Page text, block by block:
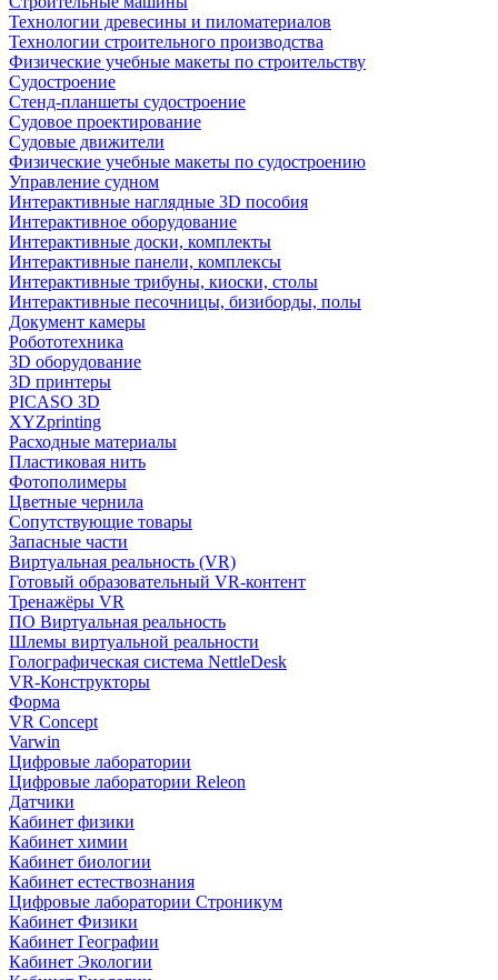
Технологии древесины и пиломатериалов
Технологии строительного производства
Физические учебные макеты по строительству
Судостроение
Стенд-планшеты судостроение
Судовое проектирование
Судовые движители
Физические учебные макеты по судостроению
Управление судном
Интерактивные наглядные 3D пособия
Интерактивное оборудование
Интерактивные доски, комплекты
Интерактивные панели, комплексы
Интерактивные трибуны, киоски, столы
Интерактивные песочницы, бизиборды, полы
Документ камеры
Робототехника
3D оборудование
3D принтеры
PICASO 3D
XYZprinting
Расходные материалы
Пластиковая нить
Фотополимеры
Цветные чернила
Сопутствующие товары
Запасные части
Виртуальная реальность (VR)
Готовый образовательный VR-контент
Тренажёры VR
ПО Виртуальная реальность
Шлемы виртуальной реальности
Голографическая система NettleDesk
VR-Конструкторы
Форма
VR Concept
Varwin
Цифровые лаборатории
Цифровые лаборатории Releon
Датчики
Кабинет физики
Кабинет химии
Кабинет биологии
Кабинет естествознания
Цифровые лаборатории Строникум
Кабинет Физики
Кабинет Географии
Кабинет Экологии